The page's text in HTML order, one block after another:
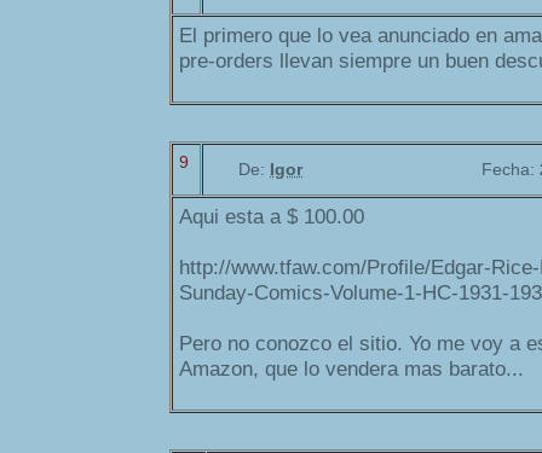
El primero que lo vea anunciado en
pre-orders llevan siempre un buen
9 De: Igor Fecha:
Aqui esta a $ 100.00
http://www.tfaw.com/Profile/Edgar-
Sunday-Comics-Volume-1-HC-1931-
Pero no conozco el sitio. Yo me voy a
Amazon, que lo vendera mas barato...